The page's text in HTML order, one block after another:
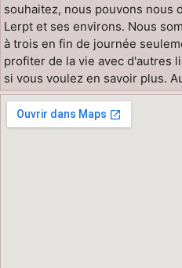
souhaitez, nous pouvons nous
Lerpt et ses environs. Nous
à trois en fin de journée
profiter de la vie avec d'autres
si vous voulez en savoir plus.